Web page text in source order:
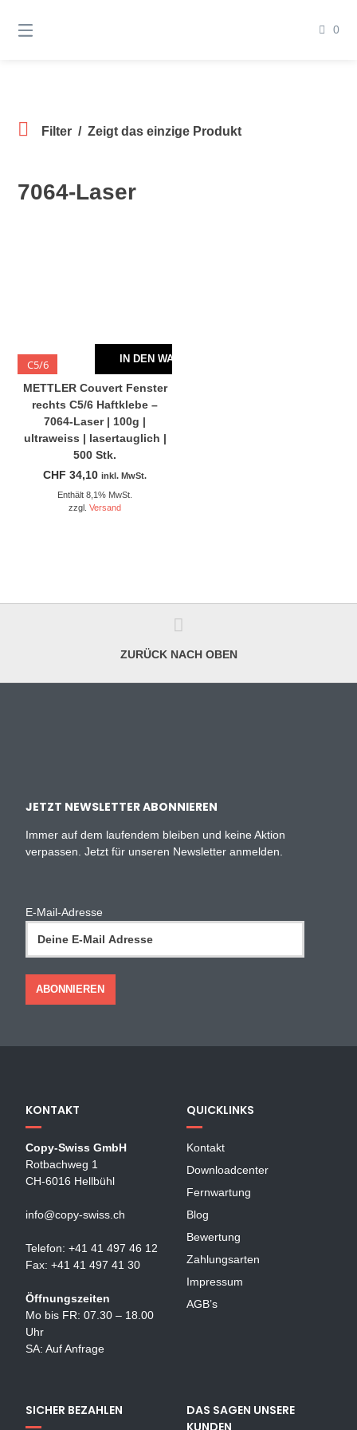
zum
0
7064-Laser
Filter Zeigt das einzige Produkt
IN DEN WARENKORB
C5/6
METTLER Couvert Fenster
rechts C5/6 Haftklebe –
7064-Laser | 100g |
ultraweiss | lasertauglich |
500 Stk.
CHF 34,10 inkl. MwSt.
Enthält 8,1% MwSt.
zzgl.Versand
ZURÜCK NACH OBEN
JETZT NEWSLETTER ABONNIEREN
Immer auf dem laufendem bleiben und keine Aktion
verpassen. Jetzt für unseren Newsletter anmelden.
E-Mail-Adresse
KONTAKT
Copy-Swiss GmbH
Rotbachweg 1
CH-6016 Hellbühl
info@copy-swiss.ch
Telefon: +41 41 497 46 12
Fax: +41 41 497 41 30
Öffnungszeiten
Mo bis FR: 07.30 – 18.00
Uhr
SA: Auf Anfrage
QUICKLINKS
Kontakt
Downloadcenter
Fernwartung
Blog
Bewertung
Zahlungsarten
Impressum
AGB’s
SICHER BEZAHLEN
DAS SAGEN UNSERE
KUNDEN